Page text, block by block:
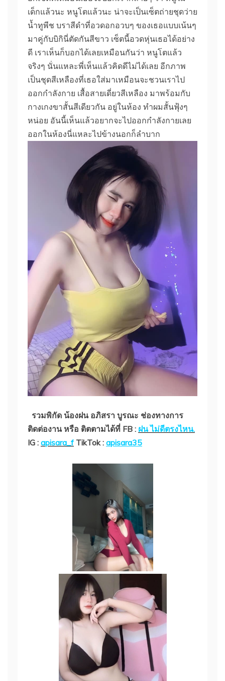
เด็กแล้วนะ หนูโตแล้วนะ น่าจะเป็นเซ็ตถ่ายชุดว่าย
น้ำทูพีช บราสีดำที่อวดอกอวบๆ ของเธอแบบเน้นๆ
มาคู่กับบิกินี่ตัดกันสีขาว เซ็ตนี้อวดหุ่นเธอได้อย่าง
ดี เราเห็นก็บอกได้เลยเหมือนกันว่า หนูโตแล้ว
จริงๆ นั่นแหละพี่เห็นแล้วคิดดีไม่ได้เลย อีกภาพ
เป็นชุดสีเหลืองที่เธอใส่มาเหมือนจะชวนเราไป
ออกกำลังกาย เสื้อสายเดี่ยวสีเหลือง มาพร้อมกับ
กางเกงขาสั้นสีเดียวกัน อยู่ในห้อง ทำผมสั้นฟุ้งๆ
หน่อย อันนี้เห็นแล้วอยากจะไปออกกำลังกายเลย
ออกในห้องนี่แหละไปข้างนอกก็ลำบาก
รวมพิกัด น้องฝน อภิสรา บูรณะ ช่องทางการ
ติดต่องาน หรือ ติตตามได้ที่ FB : ฝน ไม่ดีตรงไหน.
IG : apisara_f TikTok : apisara35